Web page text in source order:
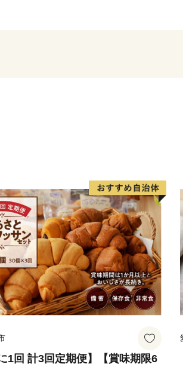
り、南北約20km の間に
てきた名産「丹後ちりめ
循環農業」による産品な
高品質で安心・安全な価
野町の「いま」を感じ、
っています。
与謝野町では、平成30
的計画の指針として、
住民と行政の協働によ
ことは自分でする「自助
1回 計3回定期便】【賞味期限6